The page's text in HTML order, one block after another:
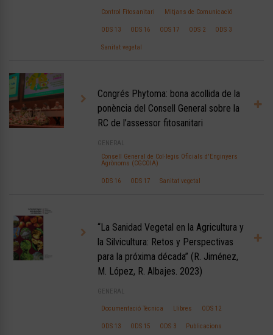
Control Fitosanitari Mitjans de Comunicació
ODS 13 ODS 16 ODS 17 ODS 2 ODS 3
Sanitat vegetal
Congrés Phytoma: bona acollida de la
ponència del Consell General sobre la
RC de l’assessor fitosanitari
GENERAL
Consell General de Col·legis Oficials d'Enginyers
Agrònoms (CGCOIA)
ODS 16 ODS 17 Sanitat vegetal
“La Sanidad Vegetal en la Agricultura y
la Silvicultura: Retos y Perspectivas
para la próxima década” (R. Jiménez,
M. López, R. Albajes. 2023)
GENERAL
Documentació Tècnica Llibres ODS 12
ODS 13 ODS 15 ODS 3 Publicacions